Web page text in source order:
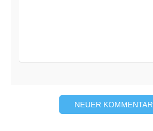
NEUER KOMMENTAR